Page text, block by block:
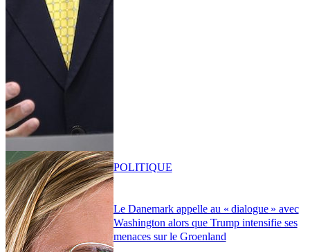
Le Danemark appelle au « dialogue » avec
Washington alors que Trump intensifie ses
menaces sur le Groenland
POLITIQUE